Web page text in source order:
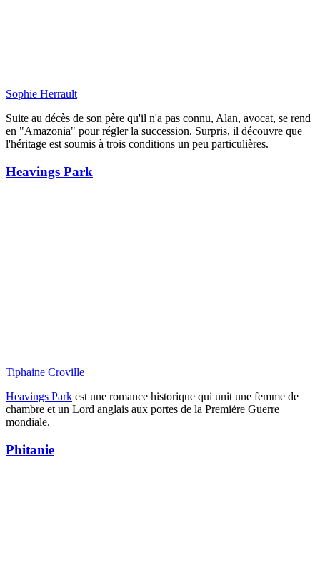
Sophie Herrault
Suite au décès de son père qu'il n'a pas connu, Alan, avocat, se rend
en "Amazonia" pour régler la succession. Surpris, il découvre que
l'héritage est soumis à trois conditions un peu particulières.
Heavings Park
Tiphaine Croville
Heavings Park est une romance historique qui unit une femme de
chambre et un Lord anglais aux portes de la Première Guerre
mondiale.
Phitanie